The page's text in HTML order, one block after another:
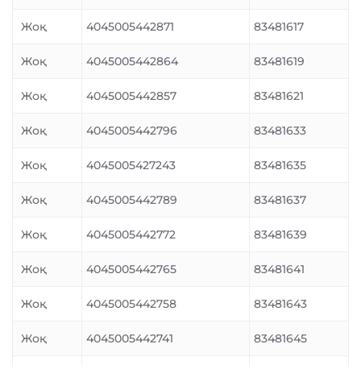
Жоқ 4045005442871 83481617
Жоқ 4045005442864 83481619
Жоқ 4045005442857 83481621
Жоқ 4045005442796 83481633
Жоқ 4045005427243 83481635
Жоқ 4045005442789 83481637
Жоқ 4045005442772 83481639
Жоқ 4045005442765 83481641
Жоқ 4045005442758 83481643
Жоқ 4045005442741 83481645